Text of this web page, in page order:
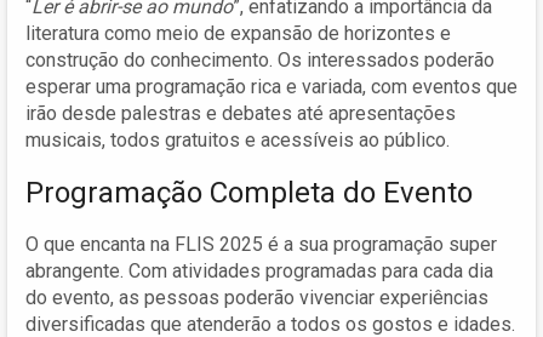
“Ler é abrir-se ao mundo”, enfatizando a importância da
literatura como meio de expansão de horizontes e
construção do conhecimento. Os interessados poderão
esperar uma programação rica e variada, com eventos que
irão desde palestras e debates até apresentações
musicais, todos gratuitos e acessíveis ao público.
Programação Completa do Evento
O que encanta na FLIS 2025 é a sua programação super
abrangente. Com atividades programadas para cada dia
do evento, as pessoas poderão vivenciar experiências
diversificadas que atenderão a todos os gostos e idades.